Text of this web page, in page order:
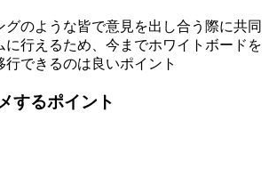
グのような皆で意見を出し合う際に共同
に行えるため、今までホワイトボードを
できるのは良いポイント
するポイント